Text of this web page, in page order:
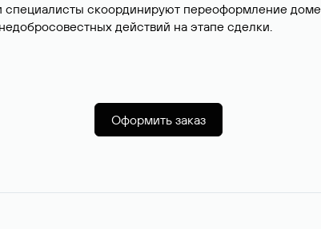
скоординируют переоформление
действий на этапе сделки.
Оформить заказ